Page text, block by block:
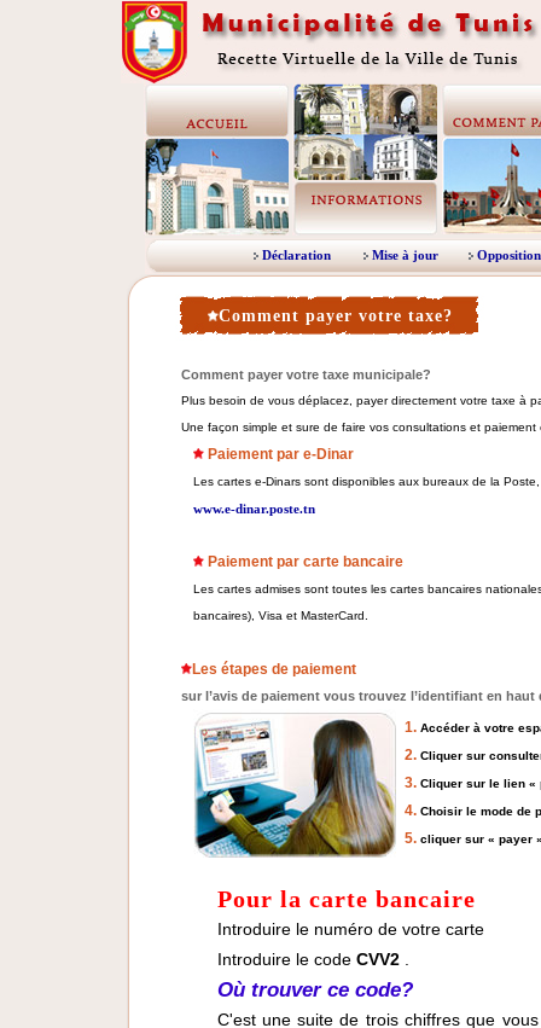
Déclaration Mise à jour Opposition
Comment payer votre taxe?
Comment payer votre taxe municipale?
Plus besoin de vous déplacez, payer directement votre taxe à
Une façon simple et sure de faire vos consultations et
Paiement par e-Dinar
Les cartes e-Dinars sont disponibles aux bureaux de la
www.e-dinar.poste.tn
Paiement par carte bancaire
Les cartes admises sont toutes les cartes bancaires
bancaires), Visa et MasterCard.
Les étapes de paiement
sur l’avis de paiement vous trouvez l’identifiant en haut
1. Accéder à votre
2. Cliquer sur
3. Cliquer sur le lien «
4. Choisir le mode de
5. cliquer sur « payer
Pour la carte bancaire
Introduire le numéro de votre carte
Introduire le code CVV2.
Où trouver ce code?
C'est une suite de trois chiffres que